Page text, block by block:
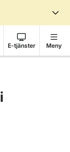
E-tjänster Meny